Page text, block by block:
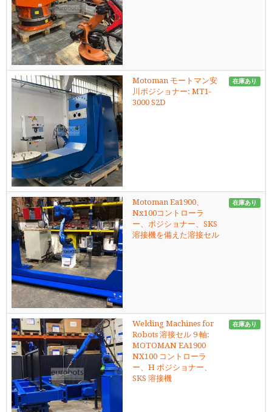
Motoman モートマン安
川ポジショナー: MT1-
3000 S2D
在庫あり
Motoman Ea1900、
Nx100コントローラ
ー、ポジショナー、SKS
溶接機を備えた溶接セル
在庫あり
Welding Machines for
Robots 溶接セル 9 軸:
MOTOMAN EA1900
NX100 コントローラ
ー、H ポジショナー、
SKS 溶接機
在庫あり